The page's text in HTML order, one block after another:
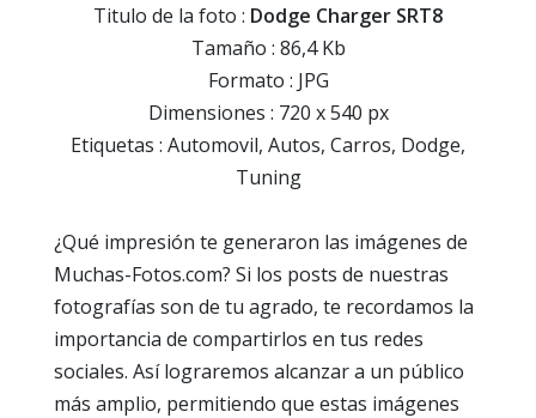
Titulo de la foto : Dodge Charger SRT8
Tamaño : 86,4 Kb
Formato : JPG
Dimensiones : 720 x 540 px
Etiquetas : Automovil, Autos, Carros, Dodge,
Tuning
¿Qué impresión te generaron las imágenes de
Muchas-Fotos.com? Si los posts de nuestras
fotografías son de tu agrado, te recordamos la
importancia de compartirlos en tus redes
sociales. Así lograremos alcanzar a un público
más amplio, permitiendo que estas imágenes